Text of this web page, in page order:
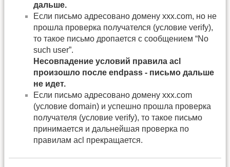
дальше.
Если письмо адресовано домену xxx.com, но не
прошла проверка получателся (условие verify),
то такое письмо дропается с сообщением “No
such user”.
Несовпадение условий правила acl
произошло после endpass - письмо дальше
не идет.
Если письмо адресовано домену xxx.com
(условие domain) и успешно прошла проверка
получателя (условие verify), то такое письмо
принимается и дальнейшая проверка по
правилам acl прекращается.